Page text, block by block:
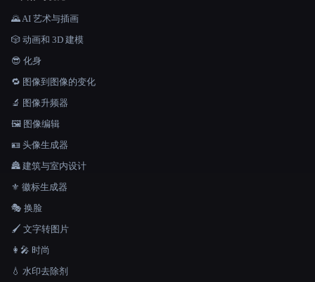
🌄 AI 艺术与插画
🎲 动画和 3D 建模
😎 化身
🔁 图像到图像的变化
🔬 图像升频器
🖼️ 图像编辑
🪪 头像生成器
🏯 建筑与室内设计
⚜️ 徽标生成器
🎭 换脸
🖌️ 文字转图片
👩‍🎤 时尚
💧 水印去除剂